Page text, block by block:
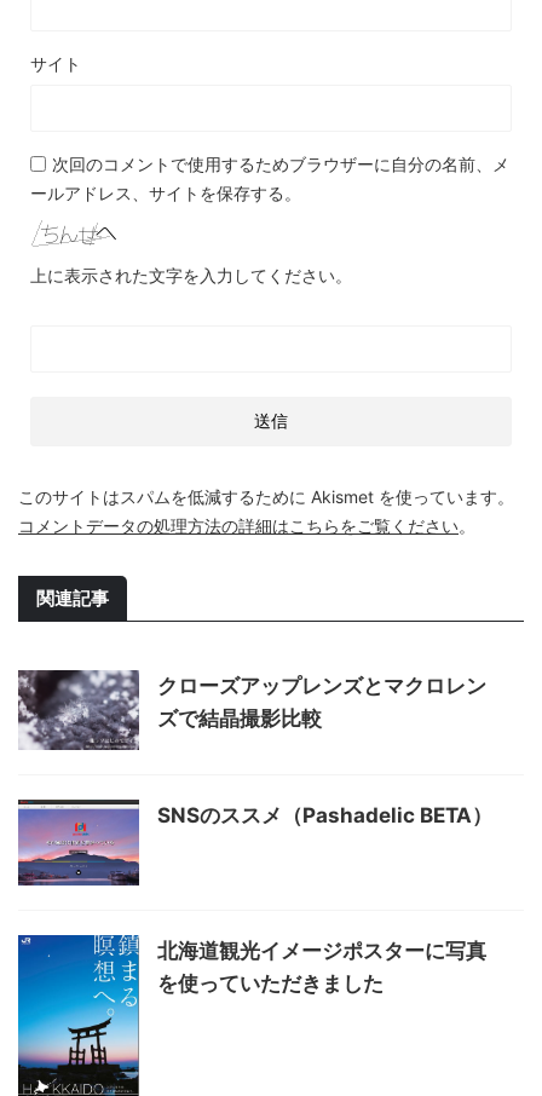
サイト
次回のコメントで使用するためブラウザーに自分の名前、メ
ールアドレス、サイトを保存する。
上に表示された文字を入力してください。
このサイトはスパムを低減するために Akismet を使っています。
コメントデータの処理方法の詳細はこちらをご覧ください。
関連記事
クローズアップレンズとマクロレン
ズで結晶撮影比較
SNSのススメ（Pashadelic BETA）
北海道観光イメージポスターに写真
を使っていただきました